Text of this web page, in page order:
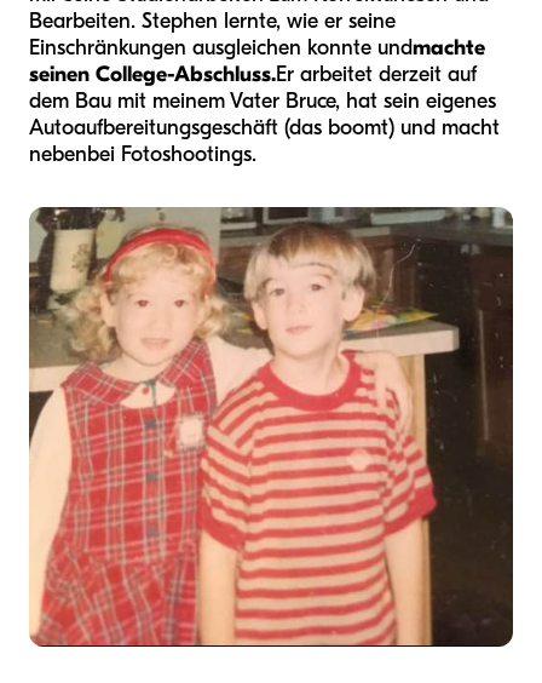
Bearbeiten. Stephen lernte, wie er seine
Einschränkungen ausgleichen konnte undmachte
seinen College-Abschluss.Er arbeitet derzeit auf
dem Bau mit meinem Vater Bruce, hat sein eigenes
Autoaufbereitungsgeschäft (das boomt) und macht
nebenbei Fotoshootings.